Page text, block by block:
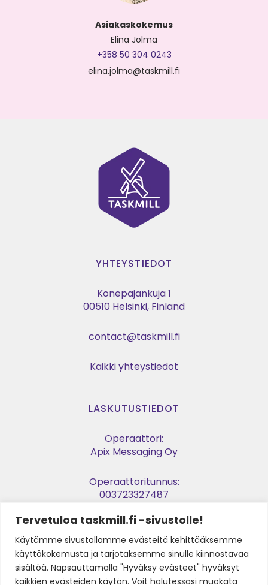
Tervetuloa taskmill.fi -sivustolle!
Käytämme sivustollamme evästeitä kehittääksemme
käyttökokemusta ja tarjotaksemme sinulle kiinnostavaa
sisältöä. Napsauttamalla "Hyväksy evästeet" hyväksyt
kaikkien evästeiden käytön. Voit halutessasi muokata
Asiakaskokemus
Elina Jolma
+358 50 304 0243
elina.jolma@taskmill.fi
YHTEYSTIEDOT
Konepajankuja 1
00510 Helsinki, Finland
contact@taskmill.fi
Kaikki yhteystiedot
LASKUTUSTIEDOT
Operaattori:
Apix Messaging Oy
Operaattoritunnus:
003723327487
Verkkolaskuosoite:
003729053974
Y-tunnus:
2905397-4